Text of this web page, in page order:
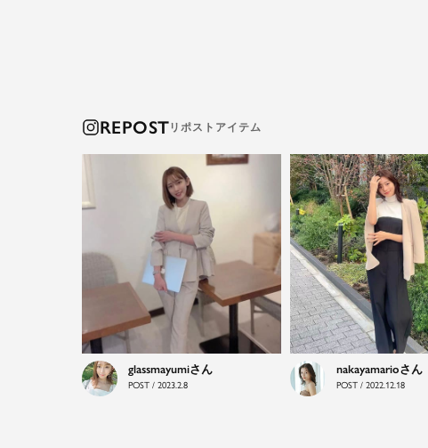
REPOST
glassmayumi
POST / 2023.2.8
nakayamario
POST / 2022.12.18